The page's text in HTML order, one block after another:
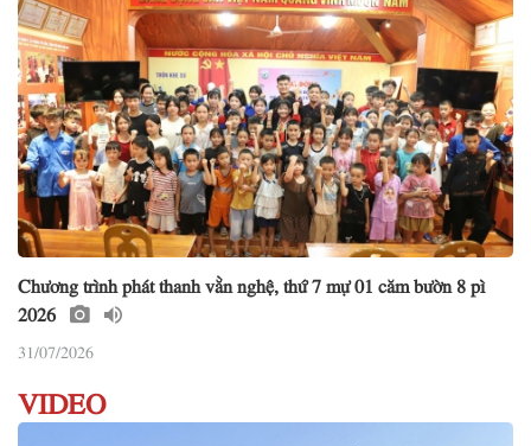
Chương trình phát thanh vằn nghệ, thứ 7 mự 01 căm bườn 8 pì
2026
31/07/2026
VIDEO